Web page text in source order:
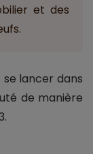
et des
lancer dans
de manière